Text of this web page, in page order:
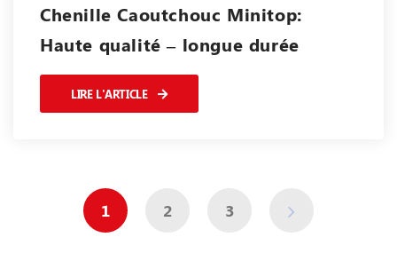
Chenille Caoutchouc Minitop:
Haute qualité – longue durée
LIRE L'ARTICLE
1 2 3